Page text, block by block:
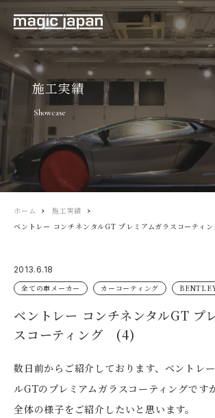
施工実績
Showcase
ホーム
施工実績
ベントレー コンチネンタルGT プレミアムガラスコーティ
2013.6.18
全ての車メーカー
カーコーティング
ベントレー コンチネンタルGT プ
スコーティング (4)
数日前からご紹介しております、ベントレ
ルGTのプレミアムガラスコーティングです
全体の様子をご紹介したいと思います。